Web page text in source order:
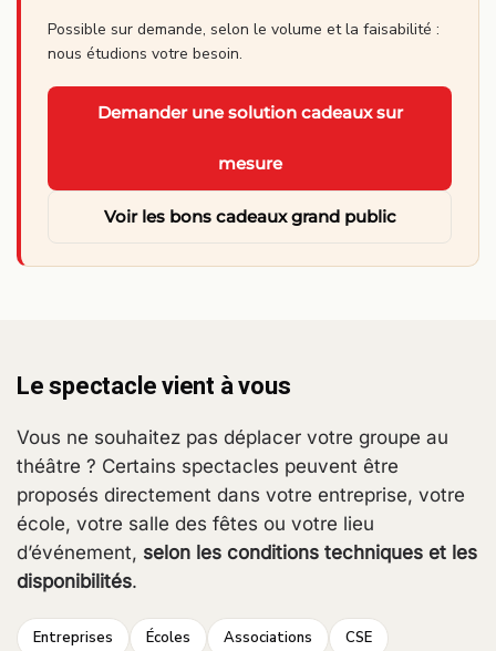
Possible sur demande, selon le volume et la faisabilité :
nous étudions votre besoin.
Demander une solution cadeaux sur
mesure
Voir les bons cadeaux grand public
Le spectacle vient à vous
Vous ne souhaitez pas déplacer votre groupe au
théâtre ? Certains spectacles peuvent être
proposés directement dans votre entreprise, votre
école, votre salle des fêtes ou votre lieu
d’événement, selon les conditions techniques et les
disponibilités.
Entreprises Écoles Associations CSE